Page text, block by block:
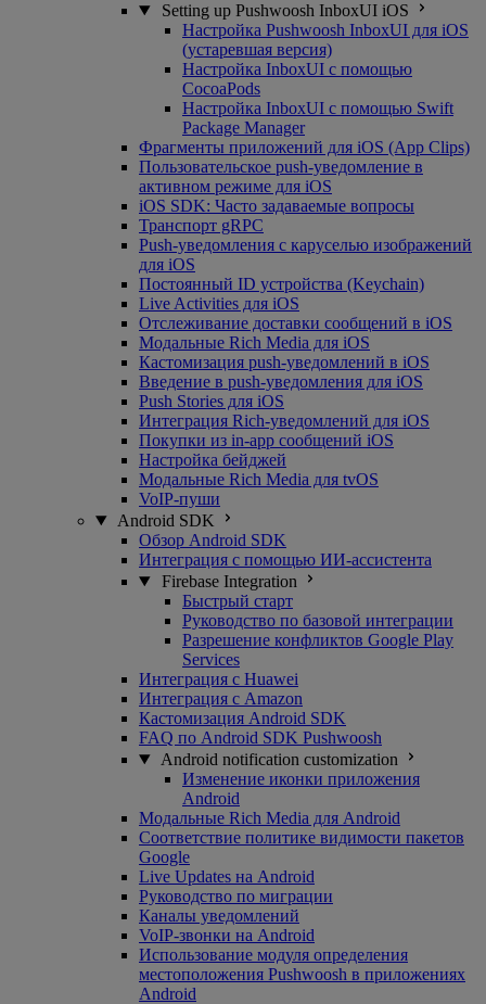
Setting up Pushwoosh InboxUI iOS
Настройка Pushwoosh InboxUI для iOS
(устаревшая версия)
Настройка InboxUI с помощью
CocoaPods
Настройка InboxUI с помощью Swift
Package Manager
Фрагменты приложений для iOS (App Clips)
Пользовательское push-уведомление в
активном режиме для iOS
iOS SDK: Часто задаваемые вопросы
Транспорт gRPC
Push-уведомления с каруселью изображений
для iOS
Постоянный ID устройства (Keychain)
Live Activities для iOS
Отслеживание доставки сообщений в iOS
Модальные Rich Media для iOS
Кастомизация push-уведомлений в iOS
Введение в push-уведомления для iOS
Push Stories для iOS
Интеграция Rich-уведомлений для iOS
Покупки из in-app сообщений iOS
Настройка бейджей
Модальные Rich Media для tvOS
VoIP-пуши
Android SDK
Обзор Android SDK
Интеграция с помощью ИИ-ассистента
Firebase Integration
Быстрый старт
Руководство по базовой интеграции
Разрешение конфликтов Google Play
Services
Интеграция с Huawei
Интеграция с Amazon
Кастомизация Android SDK
FAQ по Android SDK Pushwoosh
Android notification customization
Изменение иконки приложения
Android
Модальные Rich Media для Android
Соответствие политике видимости пакетов
Google
Live Updates на Android
Руководство по миграции
Каналы уведомлений
VoIP-звонки на Android
Использование модуля определения
местоположения Pushwoosh в приложениях
Android